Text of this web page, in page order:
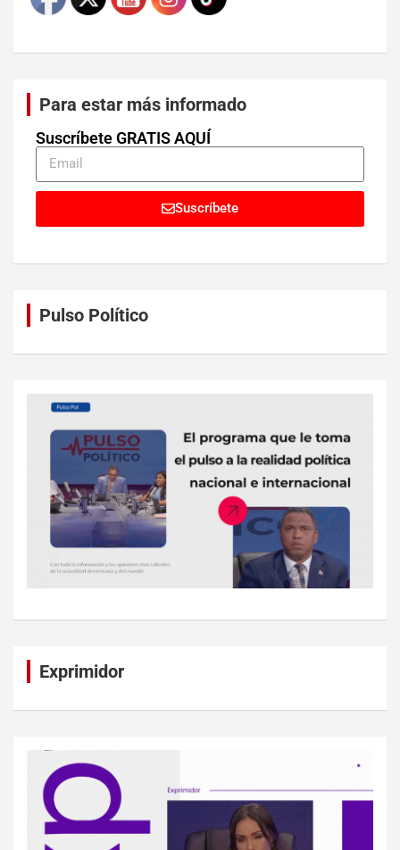
Para estar más informado
Suscríbete GRATIS AQUÍ
Suscríbete
Pulso Político
Exprimidor